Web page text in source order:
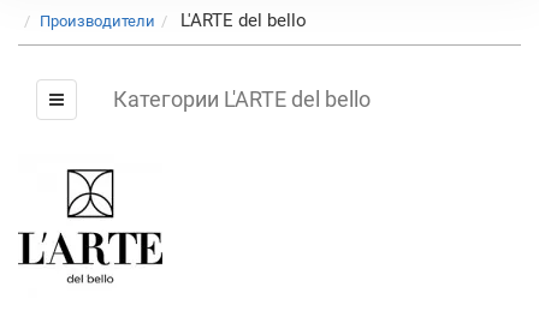
Производители L'ARTE del bello
Категории L'ARTE del bello